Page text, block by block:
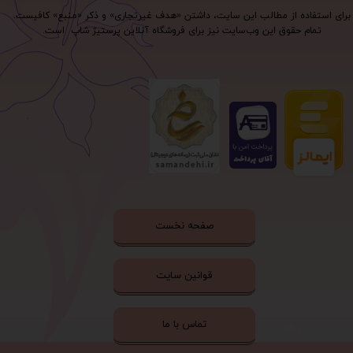
برای استفاده از مطالب این سایت، داشتن «هدف غیرتجاری» و ذکر «منبع» کافیست.
تمام حقوق اين وب‌سايت نیز برای فروشگاه آنلاین پرستیژ شاپ است.
صفحه نخست
قوانین سایت
تماس با ما